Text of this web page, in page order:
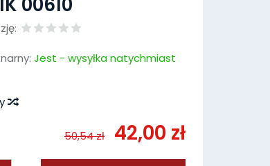
Jest - wysyłka natychmiast
50,54 zł 42,00 zł